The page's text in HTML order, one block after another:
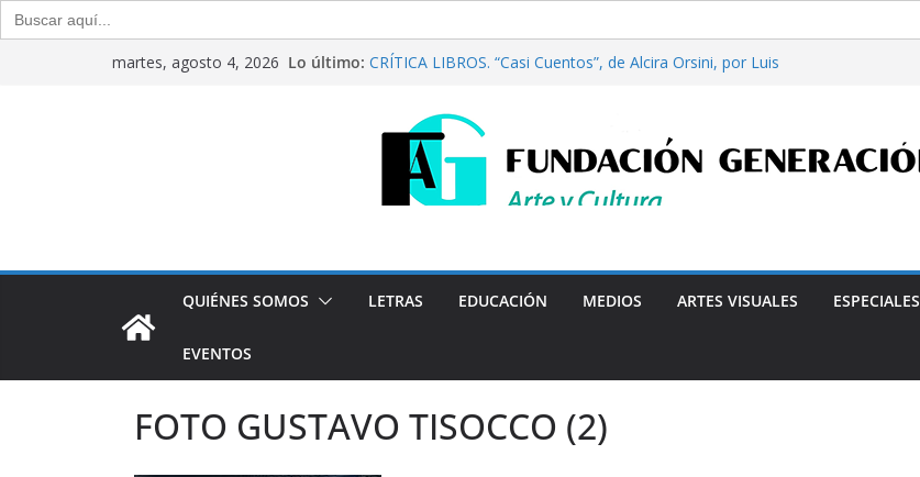
Buscar:
martes, agosto 4, 2026 Lo último: CRÍTICA LIBROS. “Casi Cuentos”, de Alcira Orsini, por Luis
Generación Abierta en Radio: Emisión N° 972, Lunes 03 de
Agosto de 2026
“Crónicas Barriales”, Emisión N°175, Sábado 01 de Agosto de
QUIÉNES SOMOS LETRAS EDUCACIÓN MEDIOS ARTES VISUALES ESPECIALES
EVENTOS
FOTO GUSTAVO TISOCCO (2)